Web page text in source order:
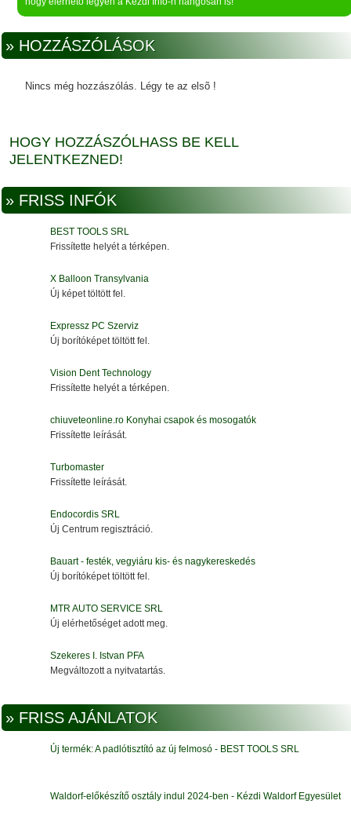
» HOZZÁSZÓLÁSOK
Nincs még hozzászólás. Légy te az elsõ !
HOGY HOZZÁSZÓLHASS BE KELL
JELENTKEZNED!
» FRISS INFÓK
BEST TOOLS SRL
Frissítette helyét a térképen.
X Balloon Transylvania
Új képet töltött fel.
Expressz PC Szerviz
Új borítóképet töltött fel.
Vision Dent Technology
Frissítette helyét a térképen.
chiuveteonline.ro Konyhai csapok és mosogatók
Frissítette leírását.
Turbomaster
Frissítette leírását.
Endocordis SRL
Új Centrum regisztráció.
Bauart - festék, vegyiáru kis- és nagykereskedés
Új borítóképet töltött fel.
MTR AUTO SERVICE SRL
Új elérhetőséget adott meg.
Szekeres I. Istvan PFA
Megváltozott a nyitvatartás.
» FRISS AJÁNLATOK
Új termék: A padlótisztító az új felmosó - BEST TOOLS SRL
Waldorf-előkészítő osztály indul 2024-ben - Kézdi Waldorf Egyesület